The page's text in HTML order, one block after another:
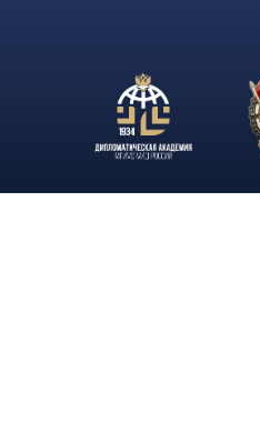
О.Г.Карпович в интервью для
выбрала путь на основе